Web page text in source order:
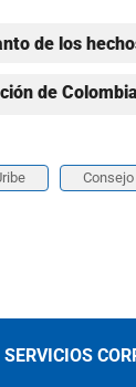
de los
de
Consejo
SERVICIOS